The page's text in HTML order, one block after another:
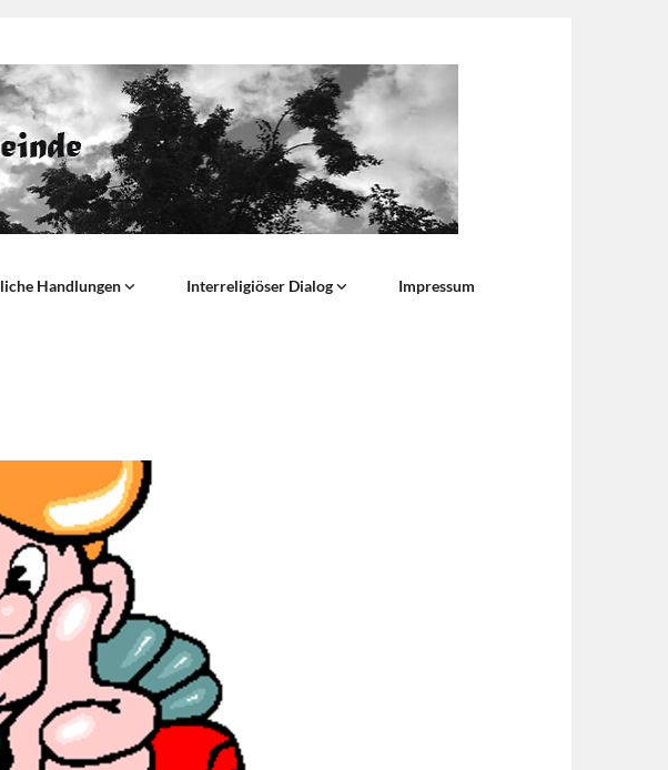
Handlungen Interreligiöser Dialog Impressum